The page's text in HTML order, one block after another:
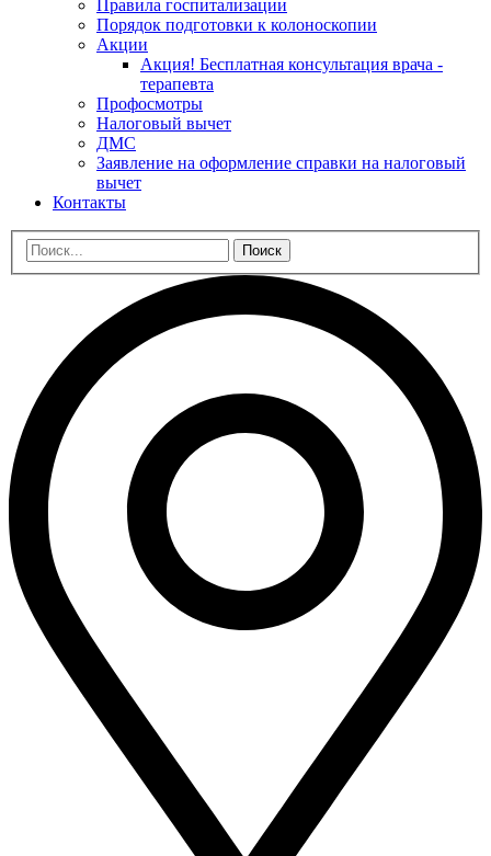
Правила госпитализации
Порядок подготовки к колоноскопии
Акции
Акция! Бесплатная консультация врача -
терапевта
Профосмотры
Налоговый вычет
ДМС
Заявление на оформление справки на налоговый
вычет
Контакты